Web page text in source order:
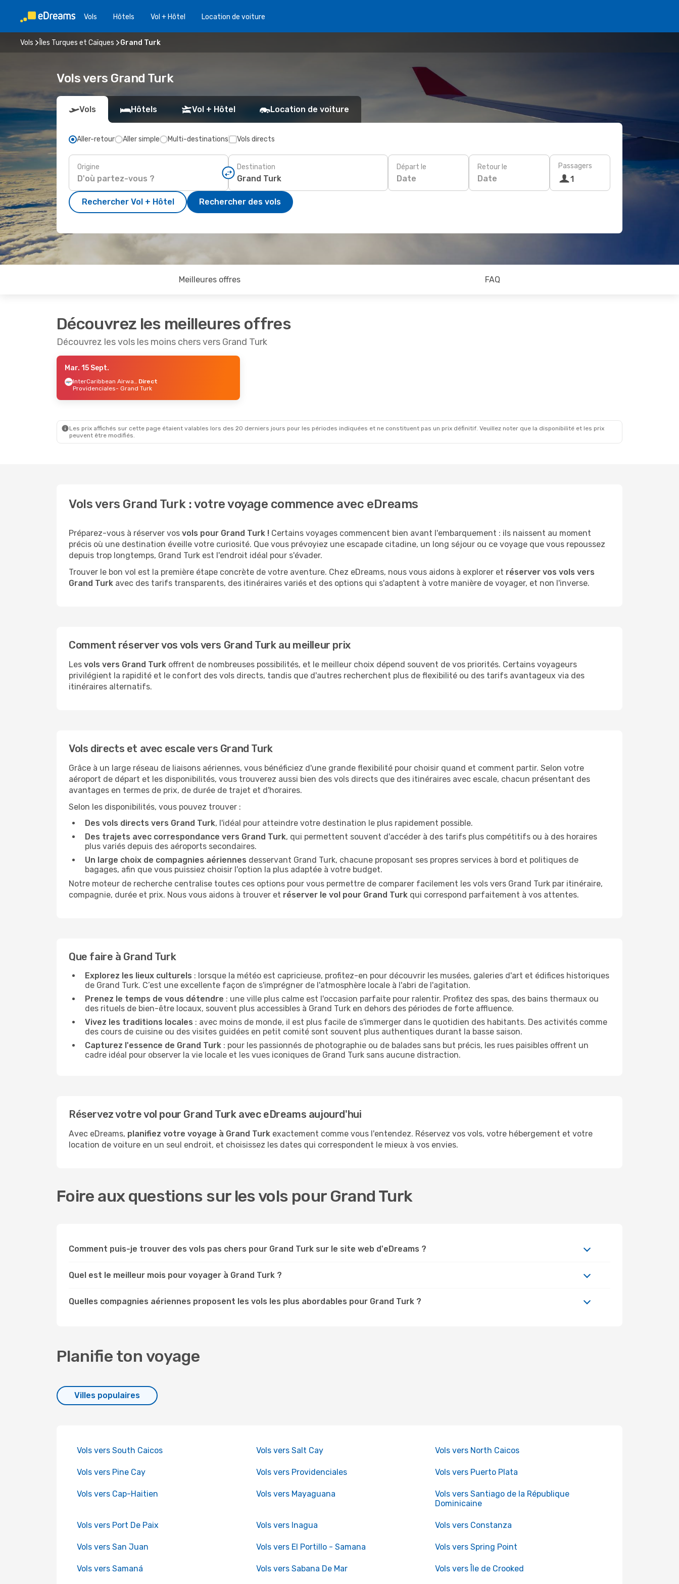
Vols Hôtels Vol + Hôtel Location de voiture
Vols Îles Turques et Caïques Grand Turk
Vols vers Grand Turk
Vols Hôtels Vol + Hôtel Location de voiture
Aller-retour Aller simple Multi-destinations Vols directs
Origine Destination Départ le
Date
Retour le
Date
Passagers
1
Rechercher Vol + Hôtel Rechercher des vols
Meilleures offres FAQ
Découvrez les meilleures offres
Découvrez les vols les moins chers vers Grand Turk
Mar. 15 Sept.
InterCaribbean Airways Direct
Providenciales- Grand Turk
Les prix affichés sur cette page étaient valables lors des 20 derniers jours pour les périodes indiquées et ne constituent pas un prix définitif. Veuillez noter que la disponibilité et les prix
peuvent être modifiés.
Vols vers Grand Turk : votre voyage commence avec eDreams
Préparez-vous à réserver vos vols pour Grand Turk ! Certains voyages commencent bien avant l'embarquement : ils naissent au moment
précis où une destination éveille votre curiosité. Que vous prévoyiez une escapade citadine, un long séjour ou ce voyage que vous repoussez
depuis trop longtemps, Grand Turk est l'endroit idéal pour s'évader.
Trouver le bon vol est la première étape concrète de votre aventure. Chez eDreams, nous vous aidons à explorer et réserver vos vols vers
Grand Turk avec des tarifs transparents, des itinéraires variés et des options qui s'adaptent à votre manière de voyager, et non l'inverse.
Comment réserver vos vols vers Grand Turk au meilleur prix
Les vols vers Grand Turk offrent de nombreuses possibilités, et le meilleur choix dépend souvent de vos priorités. Certains voyageurs
privilégient la rapidité et le confort des vols directs, tandis que d'autres recherchent plus de flexibilité ou des tarifs avantageux via des
itinéraires alternatifs.
Vols directs et avec escale vers Grand Turk
Grâce à un large réseau de liaisons aériennes, vous bénéficiez d'une grande flexibilité pour choisir quand et comment partir. Selon votre
aéroport de départ et les disponibilités, vous trouverez aussi bien des vols directs que des itinéraires avec escale, chacun présentant des
avantages en termes de prix, de durée de trajet et d'horaires.
Selon les disponibilités, vous pouvez trouver :
Des vols directs vers Grand Turk, l'idéal pour atteindre votre destination le plus rapidement possible.
Des trajets avec correspondance vers Grand Turk, qui permettent souvent d'accéder à des tarifs plus compétitifs ou à des horaires
plus variés depuis des aéroports secondaires.
Un large choix de compagnies aériennes desservant Grand Turk, chacune proposant ses propres services à bord et politiques de
bagages, afin que vous puissiez choisir l'option la plus adaptée à votre budget.
Notre moteur de recherche centralise toutes ces options pour vous permettre de comparer facilement les vols vers Grand Turk par itinéraire,
compagnie, durée et prix. Nous vous aidons à trouver et réserver le vol pour Grand Turk qui correspond parfaitement à vos attentes.
Que faire à Grand Turk
Explorez les lieux culturels : lorsque la météo est capricieuse, profitez-en pour découvrir les musées, galeries d'art et édifices historiques
de Grand Turk. C’est une excellente façon de s'imprégner de l'atmosphère locale à l'abri de l'agitation.
Prenez le temps de vous détendre : une ville plus calme est l'occasion parfaite pour ralentir. Profitez des spas, des bains thermaux ou
des rituels de bien-être locaux, souvent plus accessibles à Grand Turk en dehors des périodes de forte affluence.
Vivez les traditions locales : avec moins de monde, il est plus facile de s'immerger dans le quotidien des habitants. Des activités comme
des cours de cuisine ou des visites guidées en petit comité sont souvent plus authentiques durant la basse saison.
Capturez l'essence de Grand Turk : pour les passionnés de photographie ou de balades sans but précis, les rues paisibles offrent un
cadre idéal pour observer la vie locale et les vues iconiques de Grand Turk sans aucune distraction.
Réservez votre vol pour Grand Turk avec eDreams aujourd'hui
Avec eDreams, planifiez votre voyage à Grand Turk exactement comme vous l'entendez. Réservez vos vols, votre hébergement et votre
location de voiture en un seul endroit, et choisissez les dates qui correspondent le mieux à vos envies.
Foire aux questions sur les vols pour Grand Turk
Comment puis-je trouver des vols pas chers pour Grand Turk sur le site web d'eDreams ?
Quel est le meilleur mois pour voyager à Grand Turk ?
Quelles compagnies aériennes proposent les vols les plus abordables pour Grand Turk ?
Planifie ton voyage
Villes populaires
Vols vers South Caicos Vols vers Salt Cay Vols vers North Caicos
Vols vers Pine Cay Vols vers Providenciales Vols vers Puerto Plata
Vols vers Cap-Haitien Vols vers Mayaguana
Vols vers Santiago de la République
Dominicaine
Vols vers Port De Paix Vols vers Inagua Vols vers Constanza
Vols vers San Juan Vols vers El Portillo - Samana Vols vers Spring Point
Vols vers Samaná Vols vers Sabana De Mar Vols vers Île de Crooked